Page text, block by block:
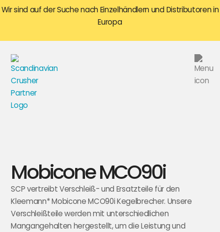
Wir sind auf der Suche nach Einzelhändlern und Distributoren in
Europa
Mobicone MCO90i
SCP vertreibt Verschleiß- und Ersatzteile für den
Kleemann* Mobicone MCO90i Kegelbrecher. Unsere
Verschleißteile werden mit unterschiedlichen
Mangangehalten hergestellt, um die Leistung und